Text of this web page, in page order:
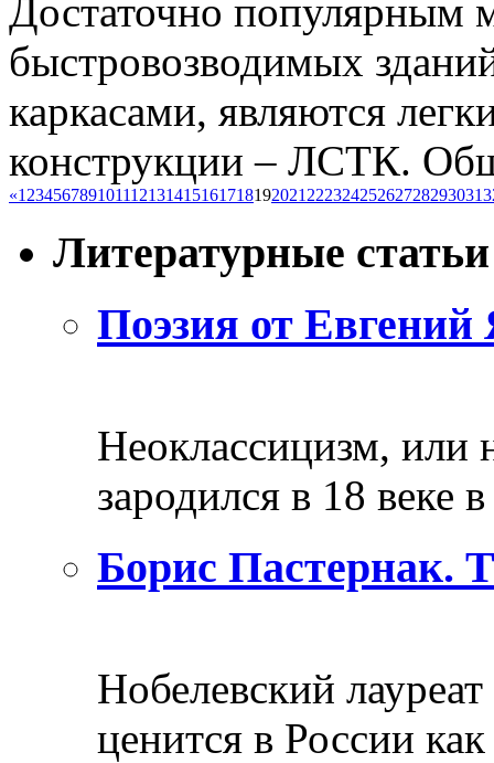
Достаточно популярным
быстровозводимых
каркасами, являются
конструкции – ЛСТК.
«1 23456789101112131415161718192021 22232425262728293031
Литературные статьи
Поэзия от Евгений
Неоклассицизм, или
зародился в 18 веке
Борис Пастернак.
Нобелевский
ценится в России